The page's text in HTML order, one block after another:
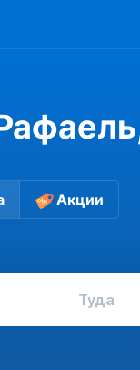
Акции
Туда